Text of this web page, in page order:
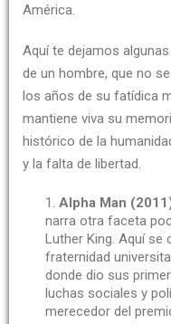
América.
Aquí te dejamos
de un hombre, que no
los años de su fatídica
mantiene viva su
histórico de la
y la falta de libertad.
Alpha Man
narra otra faceta
Luther King. Aquí se
fraternidad
donde dio sus
luchas sociales y
merecedor del